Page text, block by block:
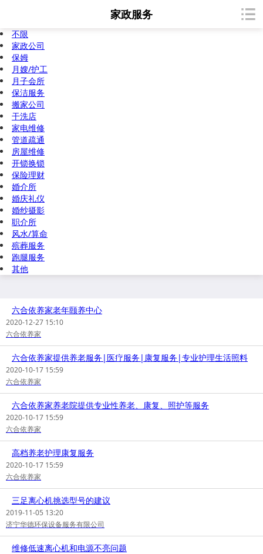
家政服务
不限
家政公司
保姆
月嫂/护工
月子会所
保洁服务
搬家公司
干洗店
家电维修
管道疏通
房屋维修
开锁换锁
保险理财
婚介所
婚庆礼仪
婚纱摄影
职介所
风水/算命
殡葬服务
跑腿服务
其他
六合依养家老年颐养中心
2020-12-27 15:10
六合依养家
六合依养家提供养老服务|医疗服务|康复服务|专业护理生活照料
2020-10-17 15:59
六合依养家
六合依养家养老院提供专业性养老、康复、照护等服务
2020-10-17 15:59
六合依养家
高档养老护理康复服务
2020-10-17 15:59
六合依养家
三足离心机挑选型号的建议
2019-11-05 13:20
济宁华德环保设备服务有限公司
维修低速离心机和电源不亮问题